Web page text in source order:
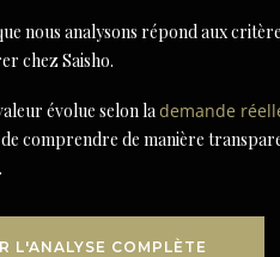
nous analysons répond aux
chez Saisho.
évolue selon lademande
comprendre de manière
L'ANALYSE COMPLÈTE